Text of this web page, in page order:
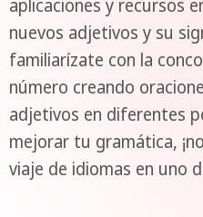
aplicaciones y recursos
nuevos adjetivos y su
familiarízate con la
número creando
adjetivos en diferentes
mejorar tu gramática,
viaje de idiomas en uno